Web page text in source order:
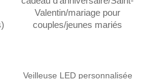
Veilleuse LED personnalisée